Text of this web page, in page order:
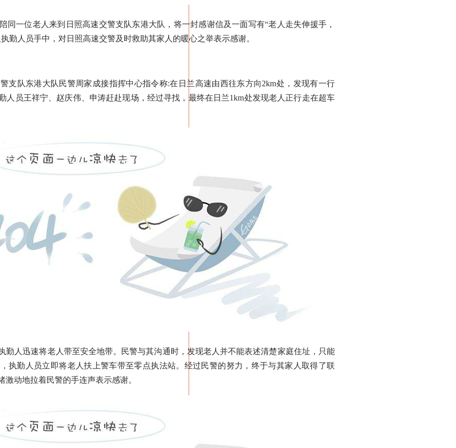
一位老人来到日照高速交警支队东港大队，将一封感谢信及一面写有“老人走失伸援手，
勤人员手中，对日照高速交警及时救助其家人的暖心之举表示感谢。
队东港大队民警周家成接指挥中心指令称:在日兰高速由西往东方向2km处，发现有一行
人员王祥宁、赵庆伟、申涛赶赴现场，经过寻找，最终在日兰1km处发现老人正行走在超车
人迅速将老人带至安全地带。民警与其沟通时，发现老人并不能表述清楚家庭住址，只能
执勤人员立即将老人扶上警车带至零点执法站。经过民警的努力，终于与其家人取得了联
激动地拉着民警的手连声表示感谢。